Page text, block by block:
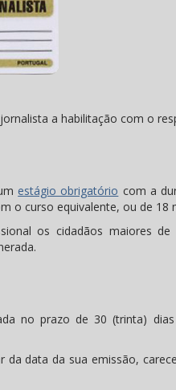
a habilitação com o
estágio obrigatório com a
o curso equivalente, ou de 18
os cidadãos maiores
no prazo de 30 (trinta)
da data da sua emissão,